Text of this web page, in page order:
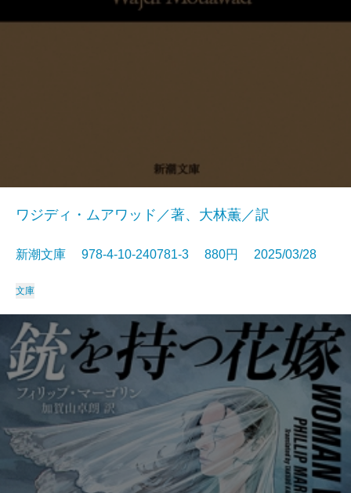
ワジディ・ムアワッド／著、大林薫／訳
新潮文庫 978-4-10-240781-3 880円 2025/03/28
文庫